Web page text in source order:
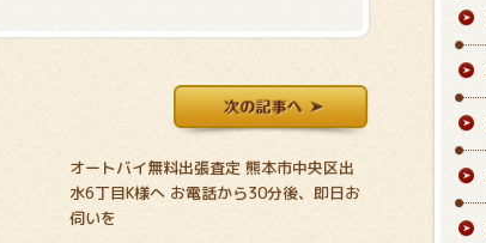
オートバイ無料出張査定 熊本市中央区出
水6丁目K様へ お電話から30分後、即日お
伺いを